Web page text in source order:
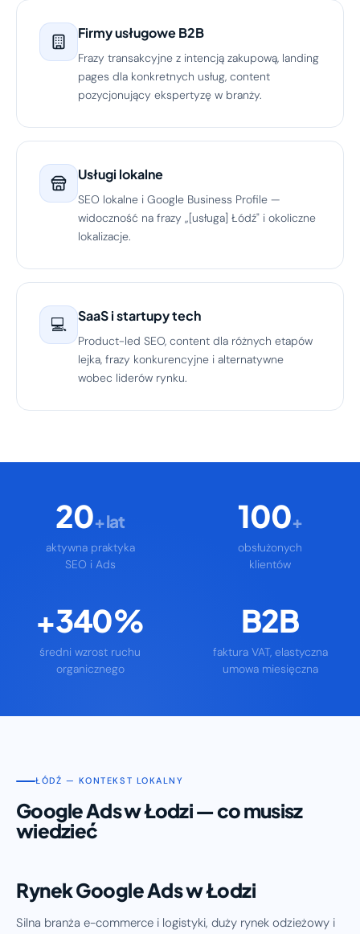
Firmy usługowe B2B
Frazy transakcyjne z intencją zakupową, landing
pages dla konkretnych usług, content
pozycjonujący ekspertyzę w branży.
Usługi lokalne
SEO lokalne i Google Business Profile —
widoczność na frazy „[usługa] Łódź" i okoliczne
lokalizacje.
💻 SaaS i startupy tech
Product-led SEO, content dla różnych etapów
lejka, frazy konkurencyjne i alternatywne
wobec liderów rynku.
20+ lat
aktywna praktyka
SEO i Ads
100+
obsłużonych
klientów
+340%
średni wzrost ruchu
organicznego
B2B
faktura VAT, elastyczna
umowa miesięczna
ŁÓDŹ — KONTEKST LOKALNY
Google Ads w Łodzi — co musisz
wiedzieć
Rynek Google Ads w Łodzi
Silna branża e-commerce i logistyki, duży rynek odzieżowy i